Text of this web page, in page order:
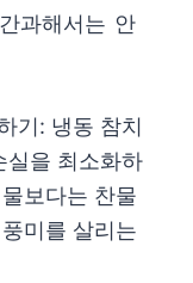
과해서는 안
기: 냉동 참치
실을 최소화하
보다는 찬물
미를 살리는